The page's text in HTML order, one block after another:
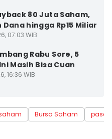
80 Juta Saham,
Dana hingga Rp15 Miliar
07:03 WIB
Rabu Sore, 5
Masih Bisa Cuan
16:36 WIB
Bursa Saham
pasar